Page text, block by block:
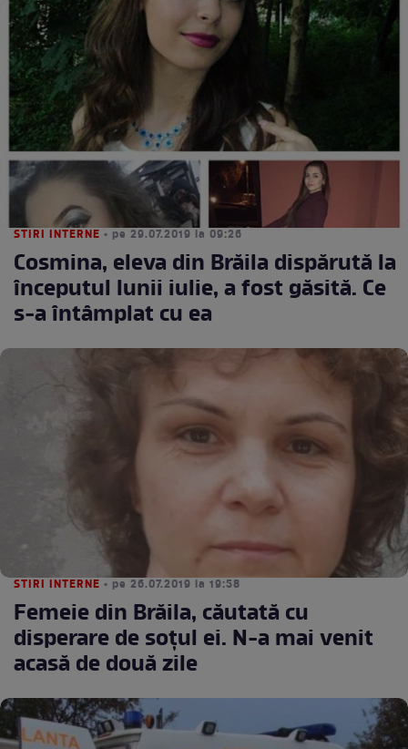
STIRI INTERNE • pe 29.07.2019 la 09:26
Cosmina, eleva din Brăila dispărută la
începutul lunii iulie, a fost găsită. Ce
s-a întâmplat cu ea
STIRI INTERNE • pe 26.07.2019 la 19:58
Femeie din Brăila, căutată cu
disperare de soțul ei. N-a mai venit
acasă de două zile